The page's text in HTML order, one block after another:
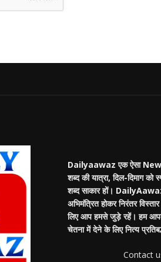
Dailyaawaz एक ऐसा
शब्द की यात्रा, दिल-दिमाग
शब्द साकार हों।
अभिमंत्रित होकर निरंतर
लिए आप हमसे जुड़े रहें। हम
चेतना में देने के लिए नित्य
Contact